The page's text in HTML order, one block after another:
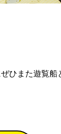
ひまた遊覧